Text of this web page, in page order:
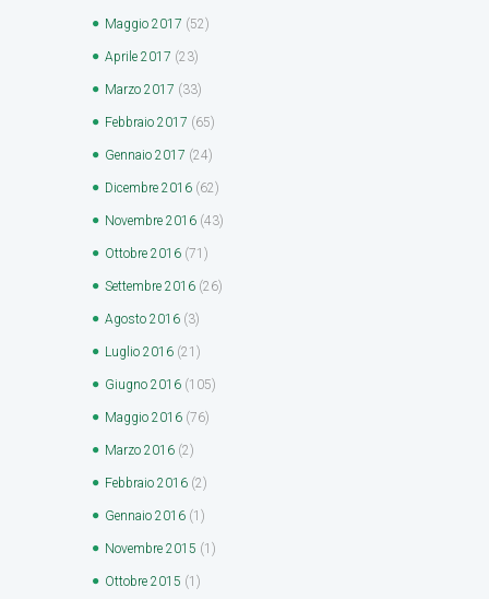
Maggio 2017 (52)
Aprile 2017 (23)
Marzo 2017 (33)
Febbraio 2017 (65)
Gennaio 2017 (24)
Dicembre 2016 (62)
Novembre 2016 (43)
Ottobre 2016 (71)
Settembre 2016 (26)
Agosto 2016 (3)
Luglio 2016 (21)
Giugno 2016 (105)
Maggio 2016 (76)
Marzo 2016 (2)
Febbraio 2016 (2)
Gennaio 2016 (1)
Novembre 2015 (1)
Ottobre 2015 (1)